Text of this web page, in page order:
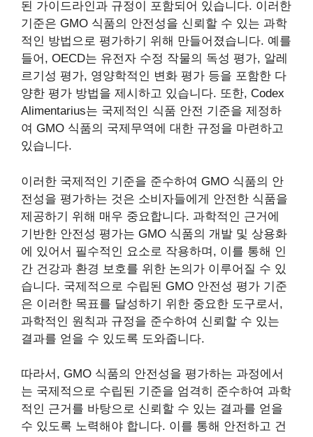
된 가이드라인과 규정이 포함되어 있습니다. 이러한
기준은 GMO 식품의 안전성을 신뢰할 수 있는 과학
적인 방법으로 평가하기 위해 만들어졌습니다. 예를
들어, OECD는 유전자 수정 작물의 독성 평가, 알레
르기성 평가, 영양학적인 변화 평가 등을 포함한 다
양한 평가 방법을 제시하고 있습니다. 또한, Codex
Alimentarius는 국제적인 식품 안전 기준을 제정하
여 GMO 식품의 국제무역에 대한 규정을 마련하고
있습니다.
이러한 국제적인 기준을 준수하여 GMO 식품의 안
전성을 평가하는 것은 소비자들에게 안전한 식품을
제공하기 위해 매우 중요합니다. 과학적인 근거에
기반한 안전성 평가는 GMO 식품의 개발 및 상용화
에 있어서 필수적인 요소로 작용하며, 이를 통해 인
간 건강과 환경 보호를 위한 논의가 이루어질 수 있
습니다. 국제적으로 수립된 GMO 안전성 평가 기준
은 이러한 목표를 달성하기 위한 중요한 도구로서,
과학적인 원칙과 규정을 준수하여 신뢰할 수 있는
결과를 얻을 수 있도록 도와줍니다.
따라서, GMO 식품의 안전성을 평가하는 과정에서
는 국제적으로 수립된 기준을 엄격히 준수하여 과학
적인 근거를 바탕으로 신뢰할 수 있는 결과를 얻을
수 있도록 노력해야 합니다. 이를 통해 안전하고 건